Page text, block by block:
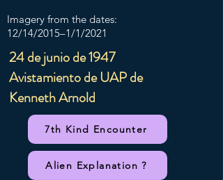
Imagery from the dates:
12/14/2015–1/1/2021
24 de junio de 1947
Avistamiento de UAP de
Kenneth Arnold
7th Kind Encounter
Alien Explanation ?